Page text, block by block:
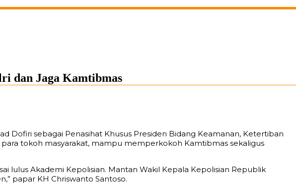
dan Jaga Kamtibmas
Dofiri sebagai Penasihat Khusus Presiden Bidang Keamanan, Ketertiban
tokoh masyarakat, mampu memperkokoh Kamtibmas sekaligus
lulus Akademi Kepolisian. Mantan Wakil Kepala Kepolisian Republik
papar KH Chriswanto Santoso.